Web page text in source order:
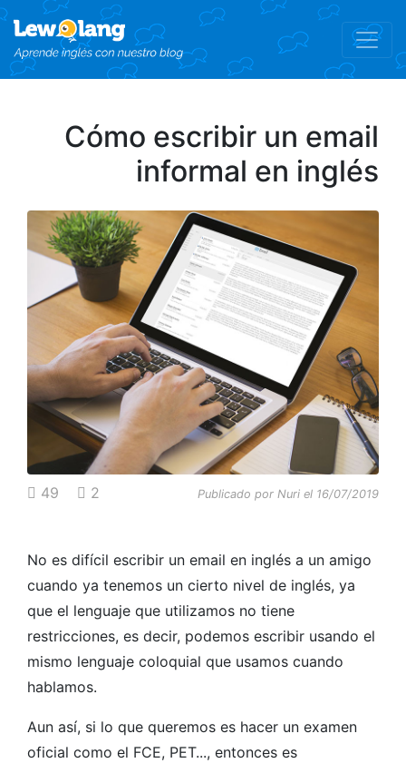
Cómo escribir un email
informal en inglés
49 2 Publicado por Nuri el 16/07/2019
No es difícil escribir un email en inglés a un amigo
cuando ya tenemos un cierto nivel de inglés, ya
que el lenguaje que utilizamos no tiene
restricciones, es decir, podemos escribir usando el
mismo lenguaje coloquial que usamos cuando
hablamos.
Aun así, si lo que queremos es hacer un examen
oficial como el FCE, PET..., entonces es